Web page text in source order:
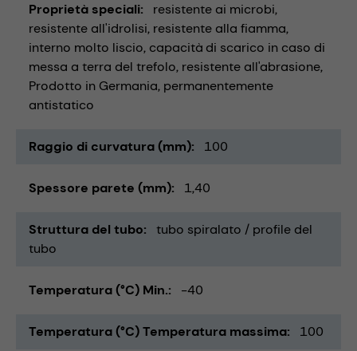
Proprietà speciali
resistente ai microbi
resistente all'idrolisi resistente alla fiamma
interno molto liscio capacità di scarico in caso di
messa a terra del trefolo resistente all'abrasione
Prodotto in Germania permanentemente
antistatico
Raggio di curvatura (mm) 100
Spessore parete (mm) 1,40
Struttura del tubo
tubo spiralato / profile del
tubo
Temperatura (°C) Min. -40
Temperatura (°C) Temperatura massima 100